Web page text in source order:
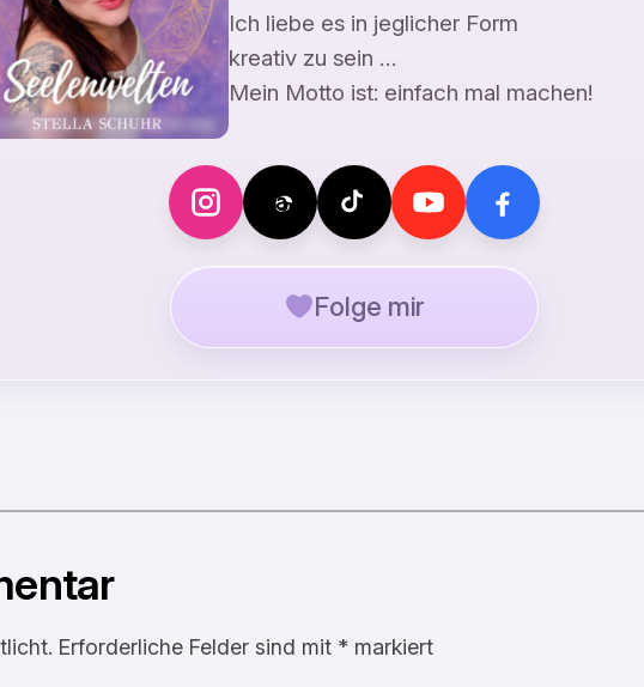
Ich liebe es in jeglicher Form
kreativ zu sein …
Mein Motto ist: einfach mal machen!
Folge mir
Erforderliche Felder sind mit * markiert